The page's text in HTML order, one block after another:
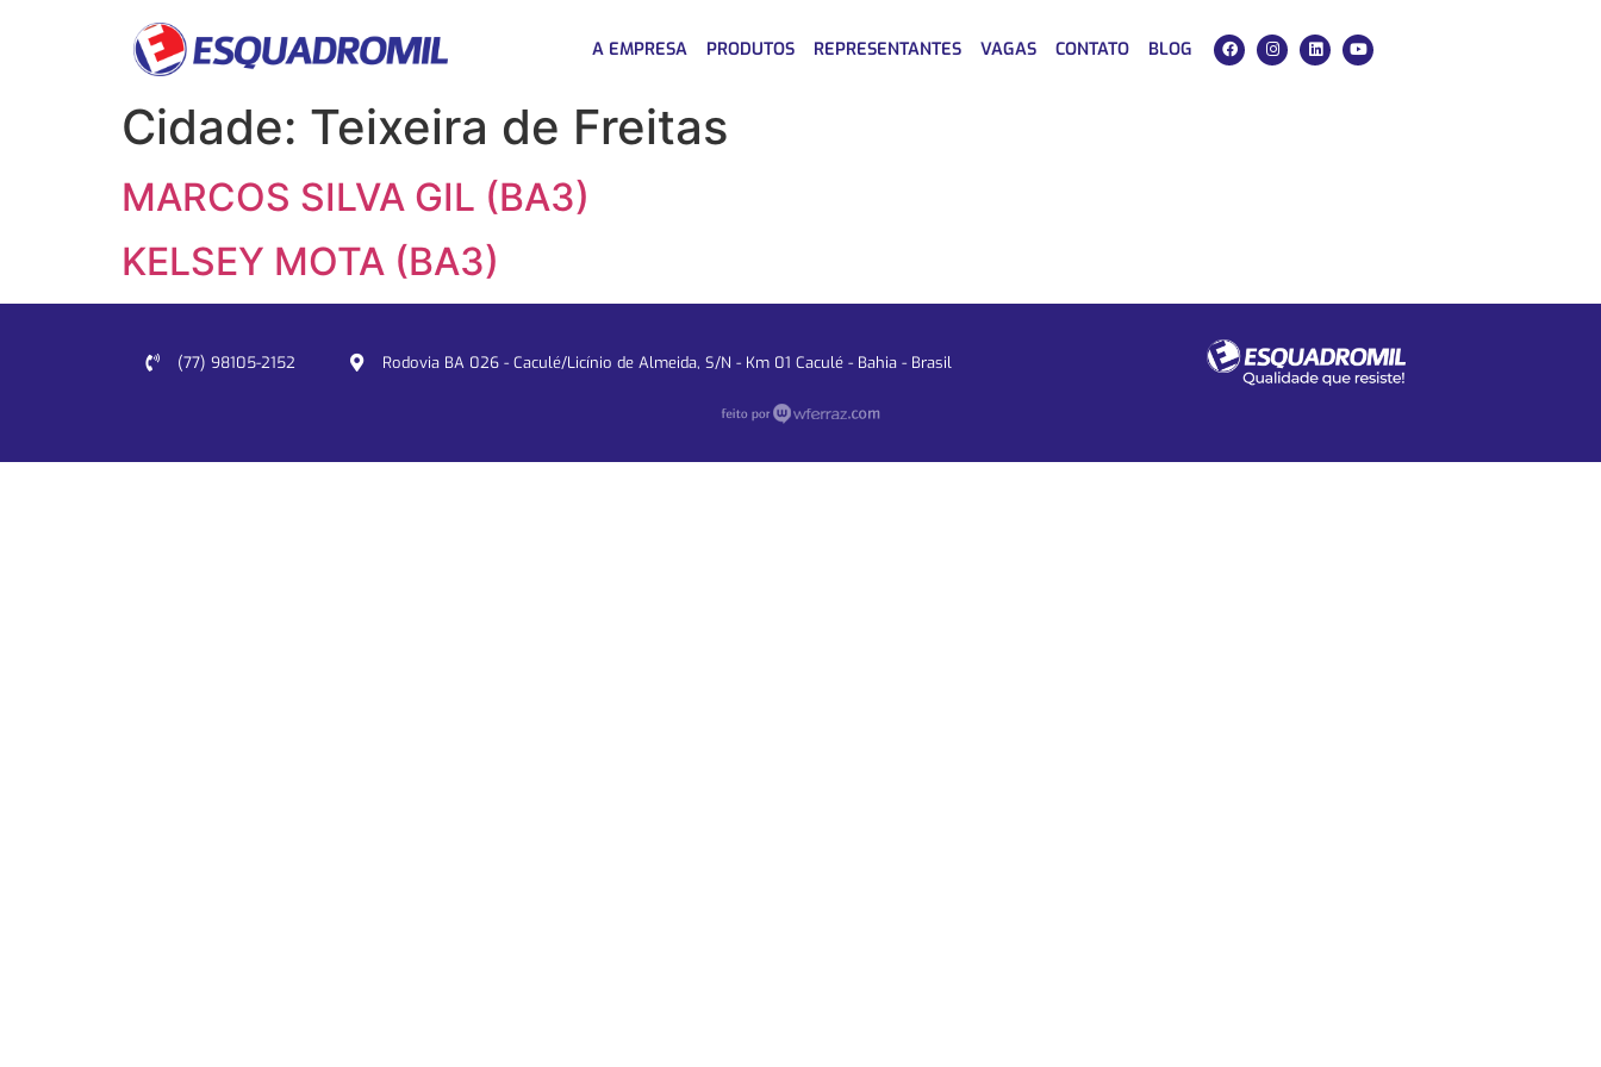
A EMPRESA PRODUTOS REPRESENTANTES VAGAS CONTATO BLOG
Cidade: Teixeira de Freitas
MARCOS SILVA GIL (BA3)
KELSEY MOTA (BA3)
(77) 98105-2152 Rodovia BA 026 - Caculé/Licínio de Almeida, S/N - Km 01 Caculé - Bahia - Brasil